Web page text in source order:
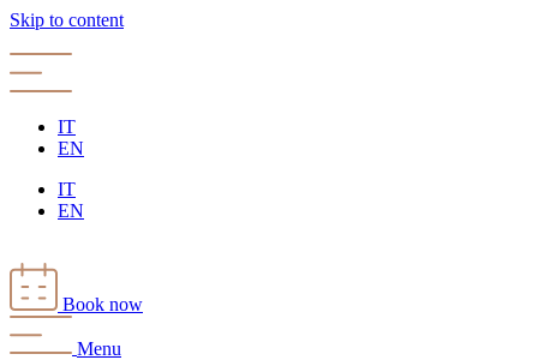
Skip to content
IT
EN
IT
EN
Book now
Menu